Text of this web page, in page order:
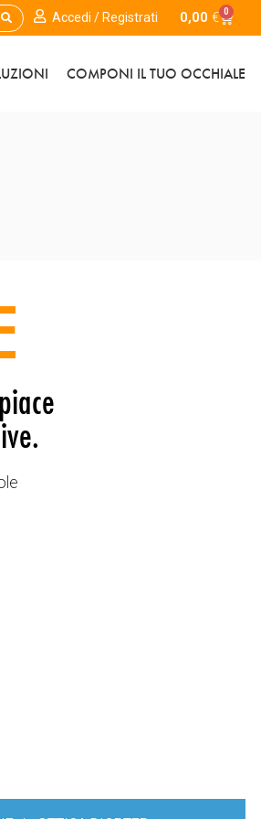
Accedi / Registrati 0,00 € 0
COMPONI IL TUO OCCHIALE